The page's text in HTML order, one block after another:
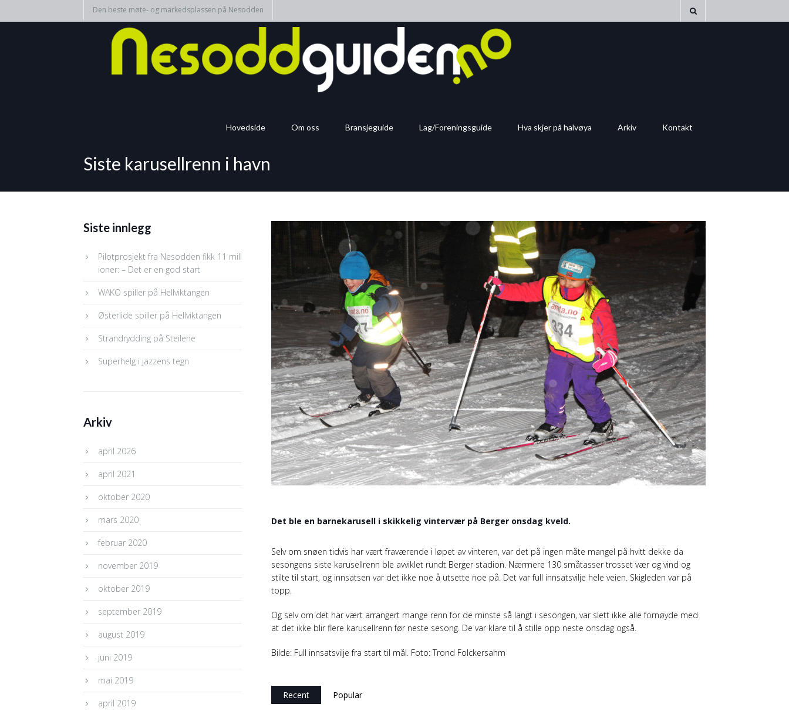
Den beste møte- og markedsplassen på Nesodden
Hovedside Om oss Bransjeguide Lag/Foreningsguide Hva skjer på halvøya Arkiv Kontakt
Siste karusellrenn i havn
Det ble en barnekarusell i skikkelig vintervær på Berger onsdag kveld.
Selv om snøen tidvis har vært fraværende i løpet av vinteren, var det på ingen måte mangel på hvitt dekke da
sesongens siste karusellrenn ble avviklet rundt Berger stadion. Nærmere 130 småtasser trosset vær og vind og
stilte til start, og innsatsen var det ikke noe å utsette noe på. Det var full innsatsvilje hele veien. Skigleden var på
topp.
Og selv om det har vært arrangert mange renn for de minste så langt i sesongen, var slett ikke alle fornøyde med
at det ikke blir flere karusellrenn før neste sesong. De var klare til å stille opp neste onsdag også.
Bilde: Full innsatsvilje fra start til mål. Foto: Trond Folckersahm
Recent Popular
Siste innlegg
Pilotprosjekt fra Nesodden fikk 11 mill
ioner: – Det er en god start
WAKO spiller på Hellviktangen
Østerlide spiller på Hellviktangen
Strandrydding på Steilene
Superhelg i jazzens tegn
Arkiv
april 2026
april 2021
oktober 2020
mars 2020
februar 2020
november 2019
oktober 2019
september 2019
august 2019
juni 2019
mai 2019
april 2019